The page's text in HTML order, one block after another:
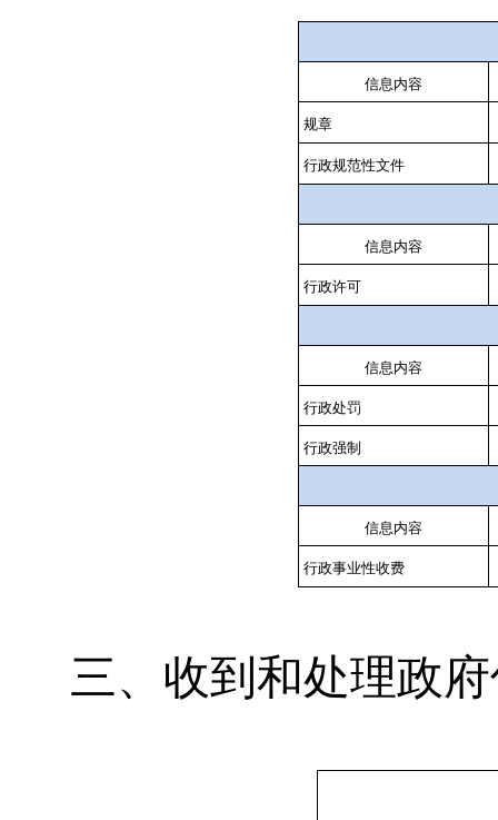
信息内容
规章
行政规范性文件
信息内容
行政许可
信息内容
行政处罚
行政强制
信息内容
行政事业性收费
三、收到和处理政